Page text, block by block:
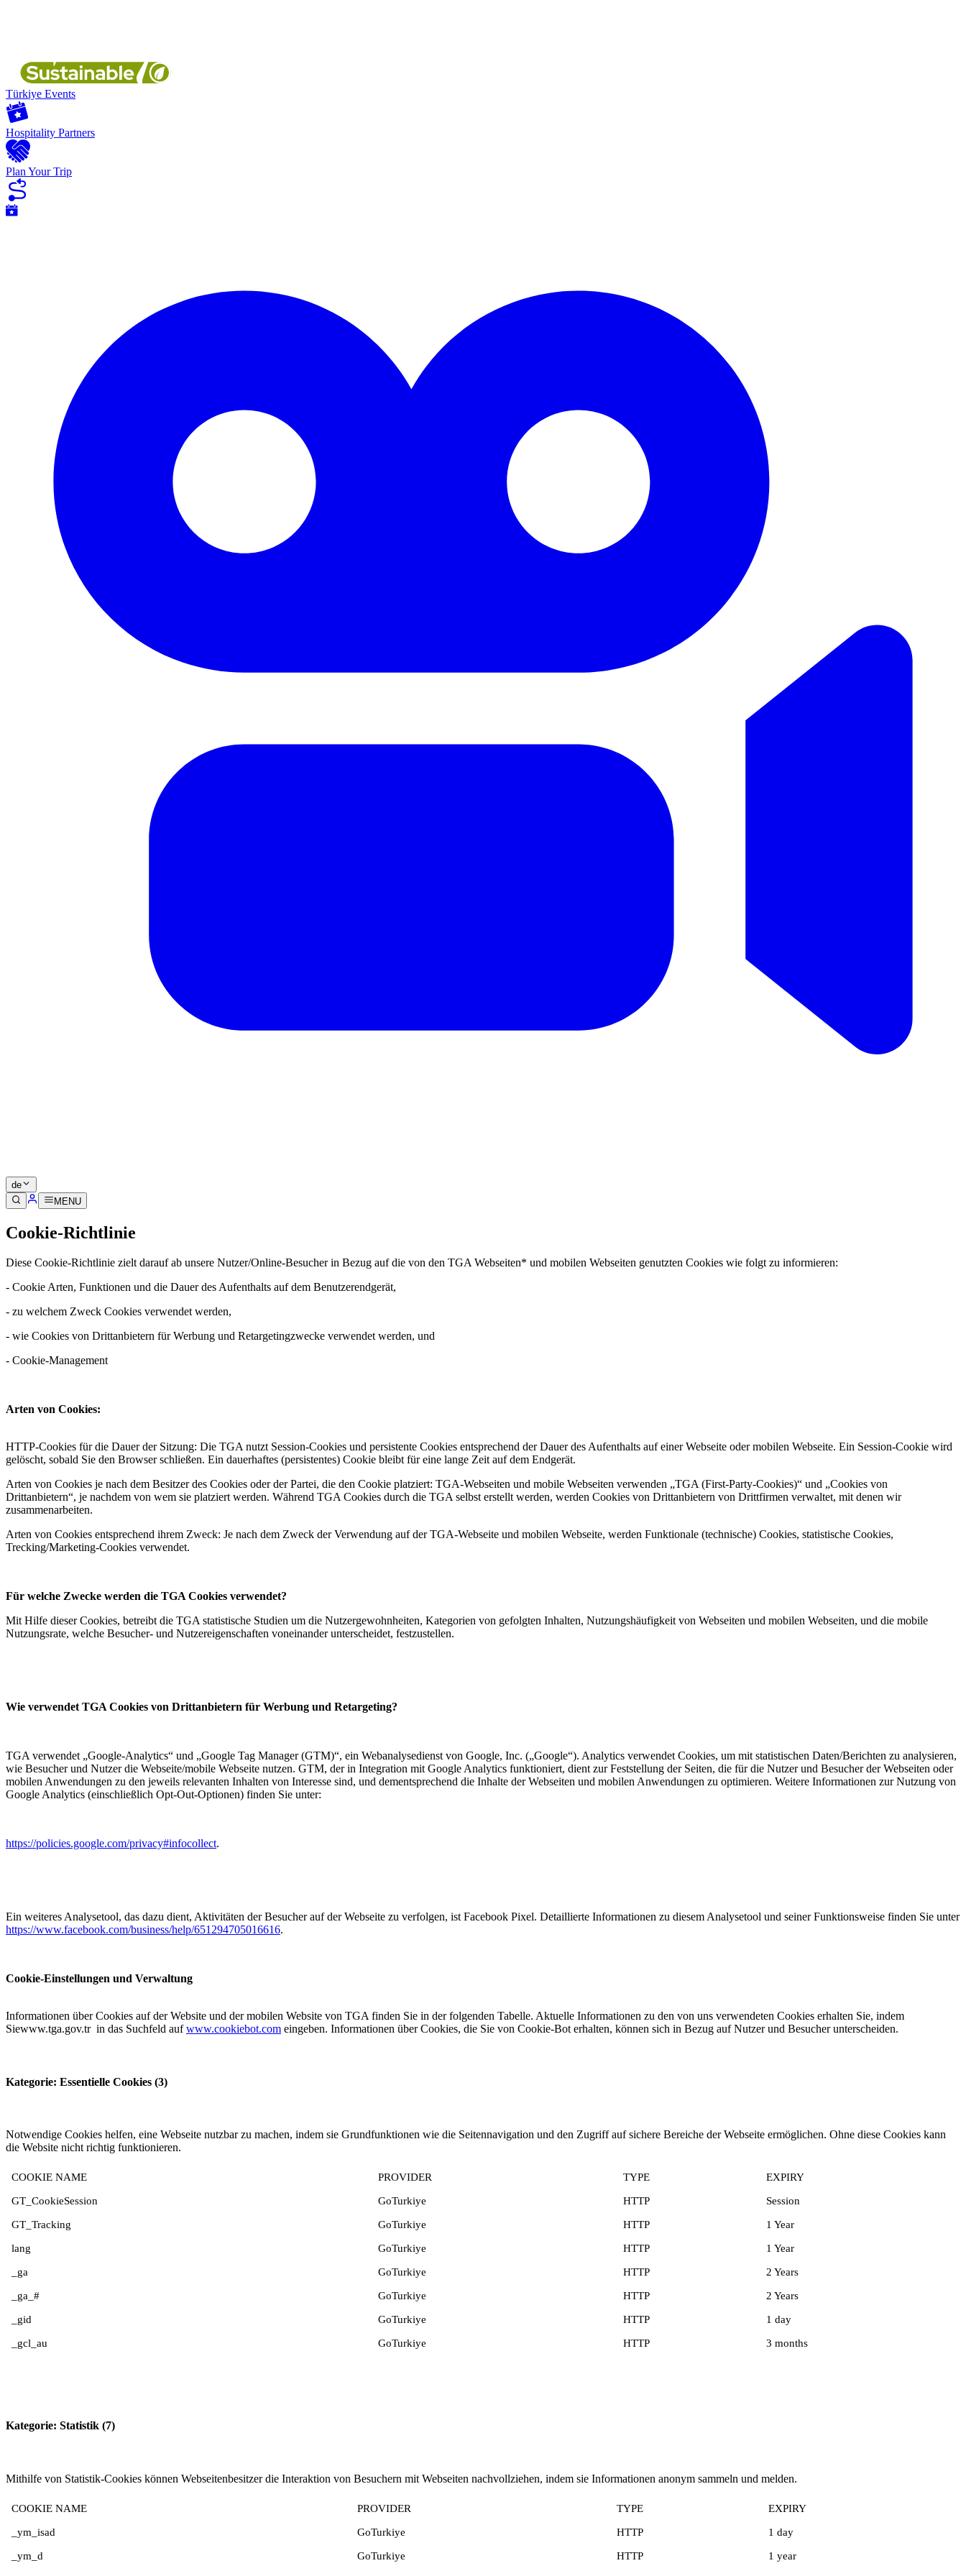
Türkiye Events
Hospitality Partners
Plan Your Trip
de
MENU
Cookie-Richtlinie
Diese Cookie-Richtlinie zielt darauf ab unsere Nutzer/Online-Besucher in Bezug auf die von den TGA Webseiten* und mobilen Webseiten genutzten Cookies wie folgt zu informieren:
- Cookie Arten, Funktionen und die Dauer des Aufenthalts auf dem Benutzerendgerät,
- zu welchem Zweck Cookies verwendet werden,
- wie Cookies von Drittanbietern für Werbung und Retargetingzwecke verwendet werden, und
- Cookie-Management
Arten von Cookies:
HTTP-Cookies für die Dauer der Sitzung: Die TGA nutzt Session-Cookies und persistente Cookies entsprechend der Dauer des Aufenthalts auf einer Webseite oder mobilen Webseite. Ein Session-Cookie wird
gelöscht, sobald Sie den Browser schließen. Ein dauerhaftes (persistentes) Cookie bleibt für eine lange Zeit auf dem Endgerät.
Arten von Cookies je nach dem Besitzer des Cookies oder der Partei, die den Cookie platziert: TGA-Webseiten und mobile Webseiten verwenden „TGA (First-Party-Cookies)“ und „Cookies von
Drittanbietern“, je nachdem von wem sie platziert werden. Während TGA Cookies durch die TGA selbst erstellt werden, werden Cookies von Drittanbietern von Drittfirmen verwaltet, mit denen wir
zusammenarbeiten.
Arten von Cookies entsprechend ihrem Zweck: Je nach dem Zweck der Verwendung auf der TGA-Webseite und mobilen Webseite, werden Funktionale (technische) Cookies, statistische Cookies,
Trecking/Marketing-Cookies verwendet.
Für welche Zwecke werden die TGA Cookies verwendet?
Mit Hilfe dieser Cookies, betreibt die TGA statistische Studien um die Nutzergewohnheiten, Kategorien von gefolgten Inhalten, Nutzungshäufigkeit von Webseiten und mobilen Webseiten, und die mobile
Nutzungsrate, welche Besucher- und Nutzereigenschaften voneinander unterscheidet, festzustellen.
Wie verwendet TGA Cookies von Drittanbietern für Werbung und Retargeting?
TGA verwendet „Google-Analytics“ und „Google Tag Manager (GTM)“, ein Webanalysedienst von Google, Inc. („Google“). Analytics verwendet Cookies, um mit statistischen Daten/Berichten zu analysieren,
wie Besucher und Nutzer die Webseite/mobile Webseite nutzen. GTM, der in Integration mit Google Analytics funktioniert, dient zur Feststellung der Seiten, die für die Nutzer und Besucher der Webseiten oder
mobilen Anwendungen zu den jeweils relevanten Inhalten von Interesse sind, und dementsprechend die Inhalte der Webseiten und mobilen Anwendungen zu optimieren. Weitere Informationen zur Nutzung von
Google Analytics (einschließlich Opt-Out-Optionen) finden Sie unter:
https://policies.google.com/privacy#infocollect.
Ein weiteres Analysetool, das dazu dient, Aktivitäten der Besucher auf der Webseite zu verfolgen, ist Facebook Pixel. Detaillierte Informationen zu diesem Analysetool und seiner Funktionsweise finden Sie unter
https://www.facebook.com/business/help/651294705016616.
Cookie-Einstellungen und Verwaltung
Informationen über Cookies auf der Website und der mobilen Website von TGA finden Sie in der folgenden Tabelle. Aktuelle Informationen zu den von uns verwendeten Cookies erhalten Sie, indem
Siewww.tga.gov.tr in das Suchfeld aufwww.cookiebot.com eingeben. Informationen über Cookies, die Sie von Cookie-Bot erhalten, können sich in Bezug auf Nutzer und Besucher unterscheiden.
Kategorie: Essentielle Cookies (3)
Notwendige Cookies helfen, eine Webseite nutzbar zu machen, indem sie Grundfunktionen wie die Seitennavigation und den Zugriff auf sichere Bereiche der Webseite ermöglichen. Ohne diese Cookies kann
die Website nicht richtig funktionieren.
COOKIE NAME PROVIDER TYPE EXPIRY
GT_CookieSession GoTurkiye HTTP Session
GT_Tracking GoTurkiye HTTP 1 Year
lang GoTurkiye HTTP 1 Year
_ga GoTurkiye HTTP 2 Years
_ga_# GoTurkiye HTTP 2 Years
_gid GoTurkiye HTTP 1 day
_gcl_au GoTurkiye HTTP 3 months
Kategorie: Statistik (7)
Mithilfe von Statistik-Cookies können Webseitenbesitzer die Interaktion von Besuchern mit Webseiten nachvollziehen, indem sie Informationen anonym sammeln und melden.
COOKIE NAME PROVIDER TYPE EXPIRY
_ym_isad GoTurkiye HTTP 1 day
_ym_d GoTurkiye HTTP 1 year